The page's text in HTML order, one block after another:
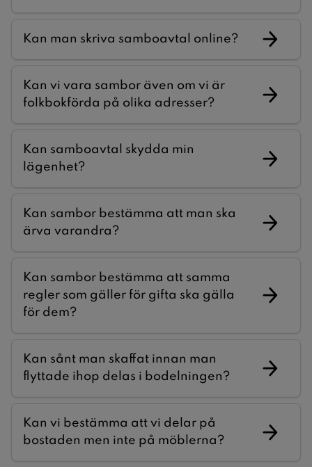
Kan man skriva samboavtal online?
Kan vi vara sambor även om vi är
folkbokförda på olika adresser?
Kan samboavtal skydda min
lägenhet?
Kan sambor bestämma att man ska
ärva varandra?
Kan sambor bestämma att samma
regler som gäller för gifta ska gälla
för dem?
Kan sånt man skaffat innan man
flyttade ihop delas i bodelningen?
Kan vi bestämma att vi delar på
bostaden men inte på möblerna?